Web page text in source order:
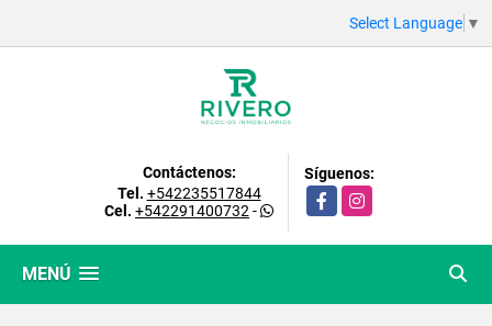
Select Language ▼
Contáctenos:
Tel. +542235517844
Cel. +542291400732 -
Síguenos:
FacebookInstagram
MENÚ